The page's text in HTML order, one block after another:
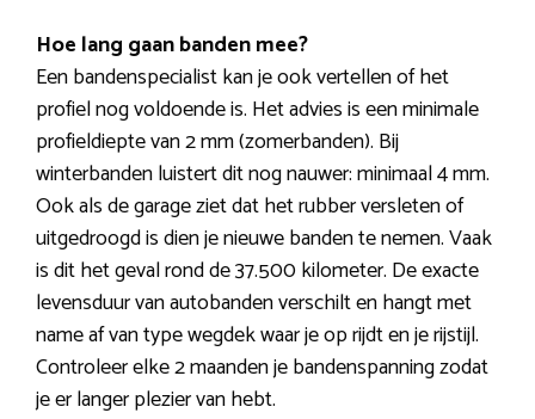
Hoe lang gaan banden mee?
Een bandenspecialist kan je ook vertellen of het
profiel nog voldoende is. Het advies is een minimale
profieldiepte van 2 mm (zomerbanden). Bij
winterbanden luistert dit nog nauwer: minimaal 4 mm.
Ook als de garage ziet dat het rubber versleten of
uitgedroogd is dien je nieuwe banden te nemen. Vaak
is dit het geval rond de 37.500 kilometer. De exacte
levensduur van autobanden verschilt en hangt met
name af van type wegdek waar je op rijdt en je rijstijl.
Controleer elke 2 maanden je bandenspanning zodat
je er langer plezier van hebt.